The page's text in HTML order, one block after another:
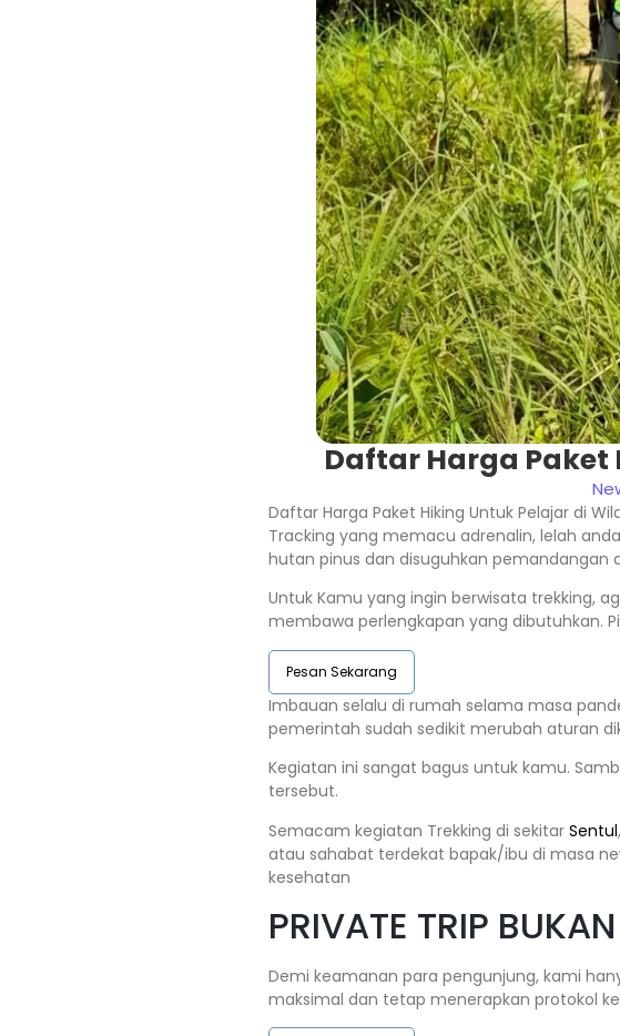
Daftar Harga Paket
Daftar Harga Paket Hiking Untuk Pelajar di
Tracking yang memacu adrenalin, lelah
hutan pinus dan disuguhkan pemandangan
Untuk Kamu yang ingin berwisata trekking,
membawa perlengkapan yang dibutuhkan.
Pesan Sekarang
Imbauan selalu di rumah selama masa
pemerintah sudah sedikit merubah aturan
Kegiatan ini sangat bagus untuk kamu.
tersebut.
Semacam kegiatan Trekking di sekitar Sentul
atau sahabat terdekat bapak/ibu di masa
kesehatan
PRIVATE TRIP
Demi keamanan para pengunjung, kami
maksimal dan tetap menerapkan protokol